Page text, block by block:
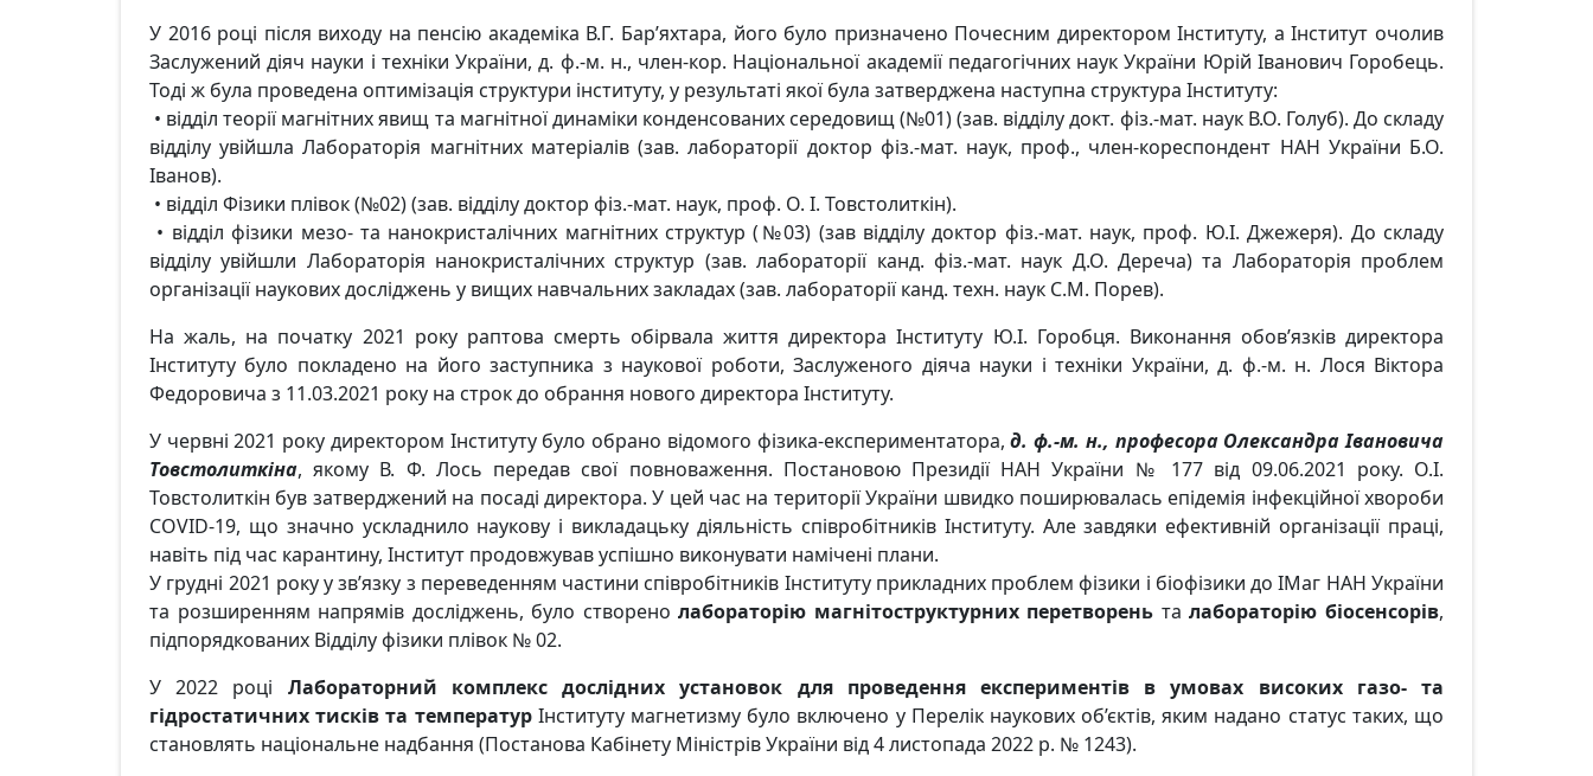
У 2016 році після виходу на пенсію академіка В.Г. Бар’яхтара, його було призначено Почесним директором Інституту, а Інститут очолив
Заслужений діяч науки і техніки України, д. ф.-м. н., член-кор. Національної академії педагогічних наук України Юрій Іванович Горобець.
Тоді ж була проведена оптимізація структури інституту, у результаті якої була затверджена наступна структура Інституту:
• відділ теорії магнітних явищ та магнітної динаміки конденсованих середовищ (№01) (зав. відділу докт. фіз.-мат. наук В.О. Голуб). До складу
відділу увійшла Лабораторія магнітних матеріалів (зав. лабораторії доктор фіз.-мат. наук, проф., член-кореспондент НАН України Б.О.
Іванов).
• відділ Фізики плівок (№02) (зав. відділу доктор фіз.-мат. наук, проф. О. І. Товстолиткін).
• відділ фізики мезо- та нанокристалічних магнітних структур (№03) (зав відділу доктор фіз.-мат. наук, проф. Ю.І. Джежеря). До складу
відділу увійшли Лабораторія нанокристалічних структур (зав. лабораторії канд. фіз.-мат. наук Д.О. Дереча) та Лабораторія проблем
організації наукових досліджень у вищих навчальних закладах (зав. лабораторії канд. техн. наук С.М. Порев).
На жаль, на початку 2021 року раптова смерть обірвала життя директора Інституту Ю.І. Горобця. Виконання обов’язків директора
Інституту було покладено на його заступника з наукової роботи, Заслуженого діяча науки і техніки України, д. ф.-м. н. Лося Віктора
Федоровича з 11.03.2021 року на строк до обрання нового директора Інституту.
У червні 2021 року директором Інституту було обрано відомого фізика-експериментатора,д. ф.-м. н., професора Олександра Івановича
Товстолиткіна, якому В. Ф. Лось передав свої повноваження. Постановою Президії НАН України № 177 від 09.06.2021 року. О.І.
Товстолиткін був затверджений на посаді директора. У цей час на території України швидко поширювалась епідемія інфекційної хвороби
COVID-19, що значно ускладнило наукову і викладацьку діяльність співробітників Інституту. Але завдяки ефективній організації праці,
навіть під час карантину, Інститут продовжував успішно виконувати намічені плани.
У грудні 2021 року у зв’язку з переведенням частини співробітників Інституту прикладних проблем фізики і біофізики до ІМаг НАН України
та розширенням напрямів досліджень, було створенолабораторію магнітоструктурних перетворень талабораторію біосенсорів,
підпорядкованих Відділу фізики плівок № 02.
У 2022 році Лабораторний комплекс дослідних установок для проведення експериментів в умовах високих газо- та
гідростатичних тисків та температурІнституту магнетизму було включено у Перелік наукових об’єктів, яким надано статус таких, що
становлять національне надбання (Постанова Кабінету Міністрів України від 4 листопада 2022 р. № 1243).